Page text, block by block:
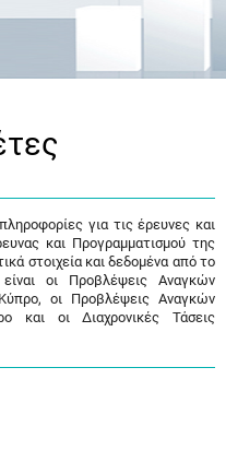
για τις έρευνες και
και Προγραμματισμού της
στοιχεία και δεδομένα από το
οι Προβλέψεις Αναγκών
οι Προβλέψεις Αναγκών
και οι Διαχρονικές Τάσεις